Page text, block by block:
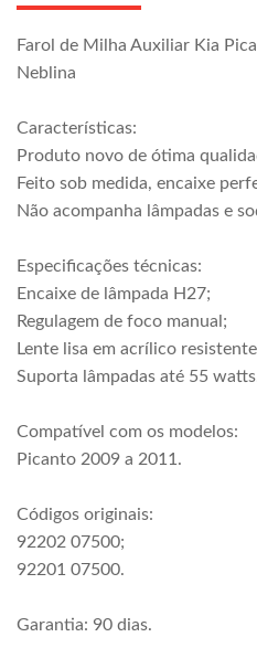
Farol de Milha Auxiliar Kia
Neblina
Características:
Produto novo de ótima
Feito sob medida, encaixe
Não acompanha lâmpadas e
Especificações técnicas:
Encaixe de lâmpada H27;
Regulagem de foco manual;
Lente lisa em acrílico
Suporta lâmpadas até 55
Compatível com os modelos:
Picanto 2009 a 2011.
Códigos originais:
92202 07500;
92201 07500.
Garantia: 90 dias.